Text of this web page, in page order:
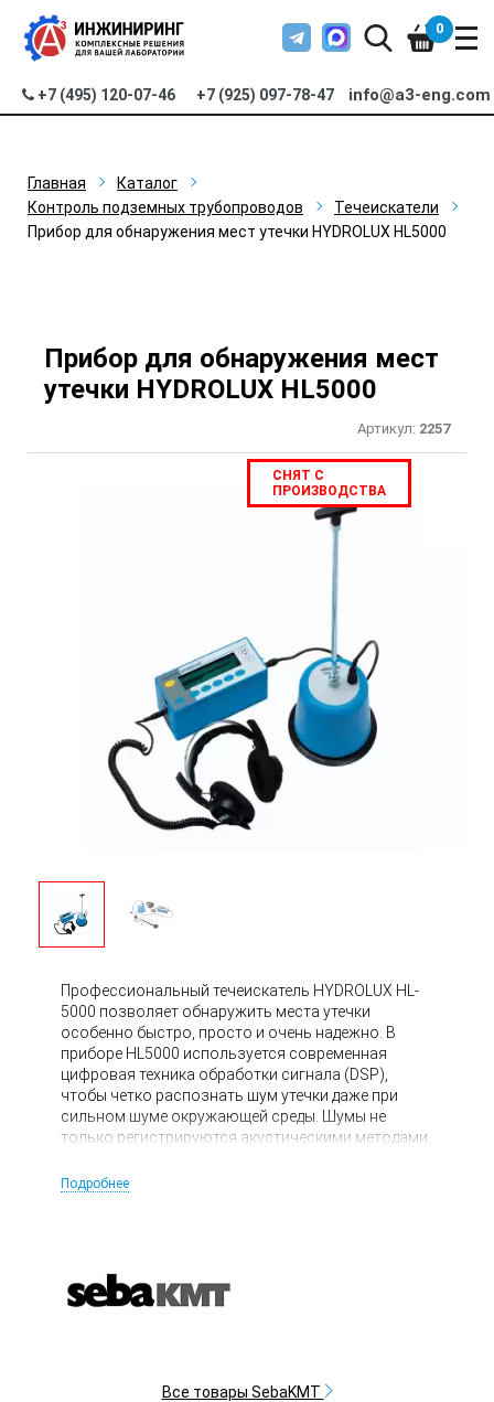
+7 (495) 120-07-46 +7 (925) 097-78-47 info@a3-eng.com
0
Главная
Каталог
Контроль подземных трубопроводов
Течеискатели
Прибор для обнаружения мест утечки HYDROLUX HL5000
Прибор для обнаружения мест
утечки HYDROLUX HL5000
Артикул: 2257
СНЯТ С
ПРОИЗВОДСТВА
Профессиональный течеискатель HYDROLUX HL-
5000 позволяет обнаружить места утечки
особенно быстро, просто и очень надежно. В
приборе HL5000 используется современная
цифровая техника обработки сигнала (DSP),
чтобы четко распознать шум утечки даже при
сильном шуме окружающей среды. Шумы не
только регистрируются акустическими методами,
помощи современной техники анализа двойного
Подробнее
Все товары SebaKMT